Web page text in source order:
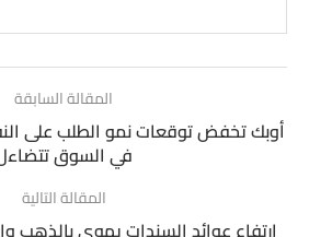
المقالة السابقة
أوبك تخفض توقعات نمو الطلب على
في السوق
المقالة التالية
ارتفاع عوائد السندات يهوي